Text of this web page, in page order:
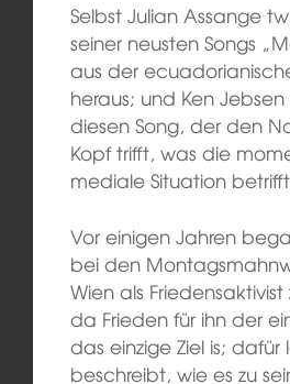
Selbst Julian Assange
seiner neusten Songs
aus der
heraus; und Ken
diesen Song, der den
Kopf trifft, was die
mediale Situation
Vor einigen Jahren
bei den
Wien als
da Frieden für ihn der
das einzige Ziel is;
beschreibt, wie es zu